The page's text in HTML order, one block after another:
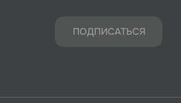
ПОДПИСАТЬСЯ